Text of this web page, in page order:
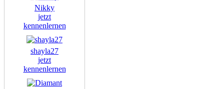
Nikky
jetzt
kennenlernen
shayla27
jetzt
kennenlernen